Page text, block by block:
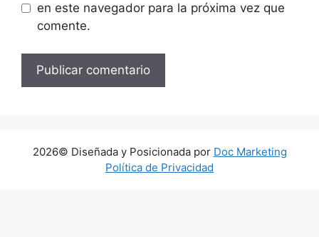
en este navegador para la próxima vez que
comente.
2026© Diseñada y Posicionada por Doc Marketing
Política de Privacidad